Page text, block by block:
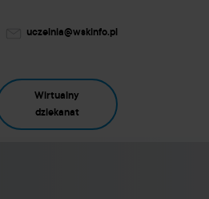
uczelnia@wskinfo.pl
Wirtualny
dziekanat